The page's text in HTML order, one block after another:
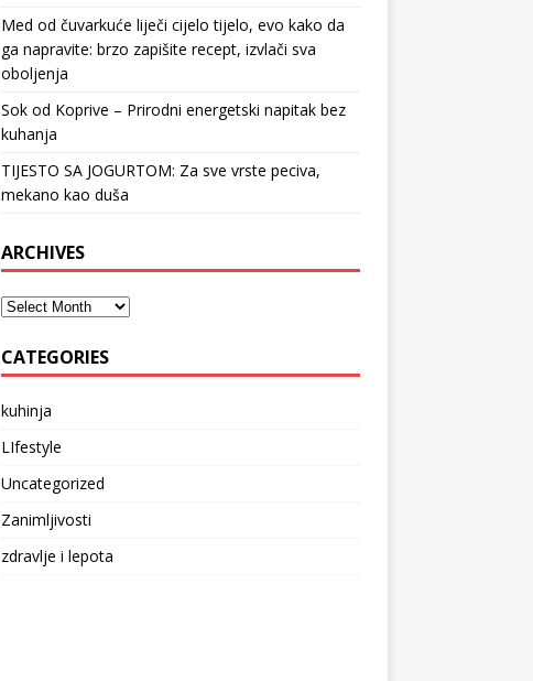
Med od čuvarkuće liječi cijelo tijelo, evo kako da
ga napravite: brzo zapišite recept, izvlači sva
oboljenja
Sok od Koprive – Prirodni energetski napitak bez
kuhanja
TIJESTO SA JOGURTOM: Za sve vrste peciva,
mekano kao duša
ARCHIVES
CATEGORIES
kuhinja
LIfestyle
Uncategorized
Zanimljivosti
zdravlje i lepota